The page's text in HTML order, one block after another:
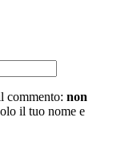
commento: non
il tuo nome e